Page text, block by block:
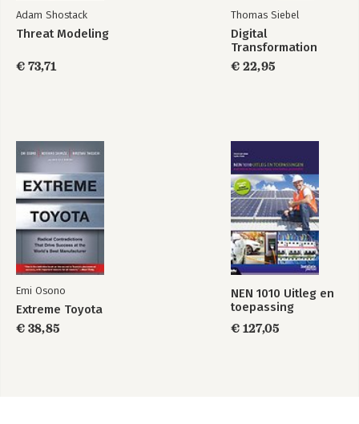
Adam Shostack
Threat Modeling
€ 73,71
Thomas Siebel
Digital
Transformation
€ 22,95
Emi Osono
Extreme Toyota
€ 38,85
NEN 1010 Uitleg en
toepassing
€ 127,05